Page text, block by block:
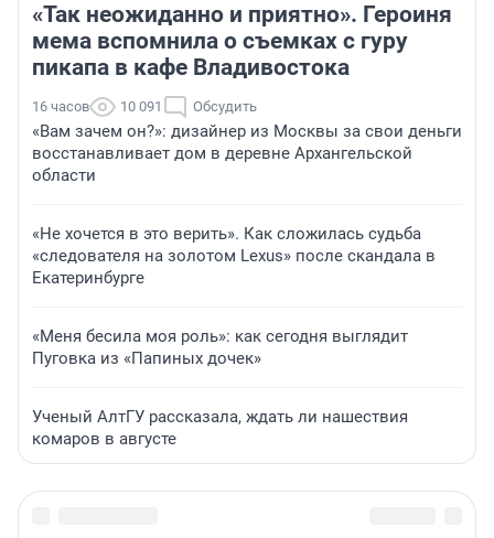
«Так неожиданно и приятно». Героиня
мема вспомнила о съемках с гуру
пикапа в кафе Владивостока
16 часов 10 091 Обсудить
«Вам зачем он?»: дизайнер из Москвы за свои деньги
восстанавливает дом в деревне Архангельской
области
«Не хочется в это верить». Как сложилась судьба
«следователя на золотом Lexus» после скандала в
Екатеринбурге
«Меня бесила моя роль»: как сегодня выглядит
Пуговка из «Папиных дочек»
Ученый АлтГУ рассказала, ждать ли нашествия
комаров в августе